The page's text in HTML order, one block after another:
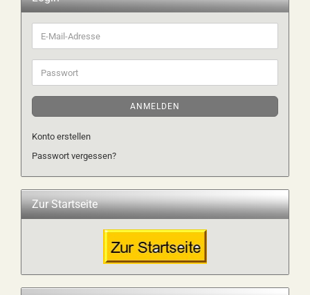
E-
Mail-
Adresse
Passwort
ANMELDEN
Konto erstellen
Passwort vergessen?
Zur Startseite